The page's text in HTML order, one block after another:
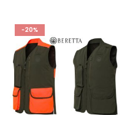
-20%